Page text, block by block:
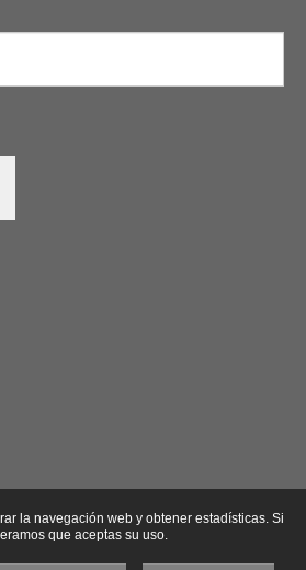
la navegación web y obtener estadísticas. Si
que aceptas su uso.